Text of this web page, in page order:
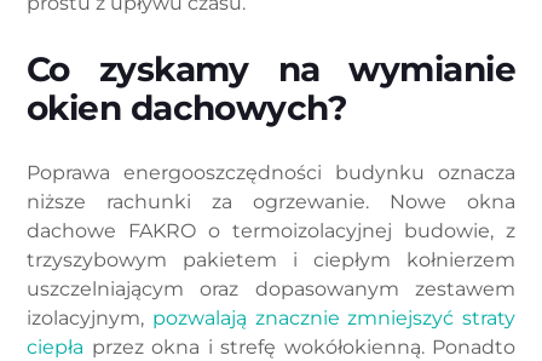
Co zyskamy na wymianie
okien dachowych?
Poprawa energooszczędności budynku oznacza
niższe rachunki za ogrzewanie. Nowe okna
dachowe FAKRO o termoizolacyjnej budowie, z
trzyszybowym pakietem i ciepłym kołnierzem
uszczelniającym oraz dopasowanym zestawem
izolacyjnym, pozwalają znacznie zmniejszyć straty
ciepła przez okna i strefę wokółokienną. Ponadto